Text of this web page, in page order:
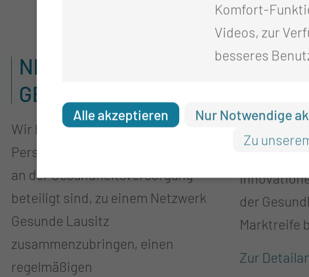
NETZWERK
GESUNDE LAUSITZ
Wir haben es uns zum Ziel gesetzt,
Personengruppen und Akteure, die
an der Gesundheitsversorgung
beteiligt sind, zu einem Netzwerk
Gesunde Lausitz
zusammenzubringen, einen
regelmäßigen
der
Marktreife
Zur
Komfort-
Videos, zur
besseres
Alle akzeptieren Nur Notwendige
Zu